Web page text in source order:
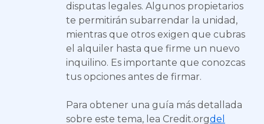
disputas legales. Algunos propietarios
te permitirán subarrendar la unidad,
mientras que otros exigen que cubras
el alquiler hasta que firme un nuevo
inquilino. Es importante que conozcas
tus opciones antes de firmar.
Para obtener una guía más detallada
sobre este tema, lea Credit.orgdel